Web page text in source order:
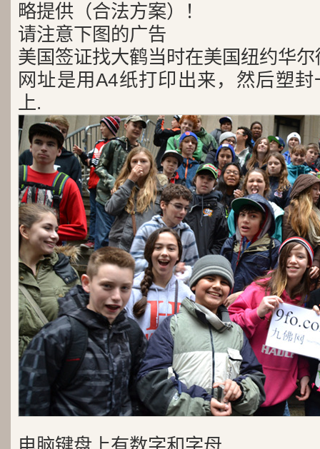
略提供（合法方案）！
请注意下图的广告
美国签证找大鹤当时在美国纽约华
网址是用A4纸打印出来，然后塑
上.